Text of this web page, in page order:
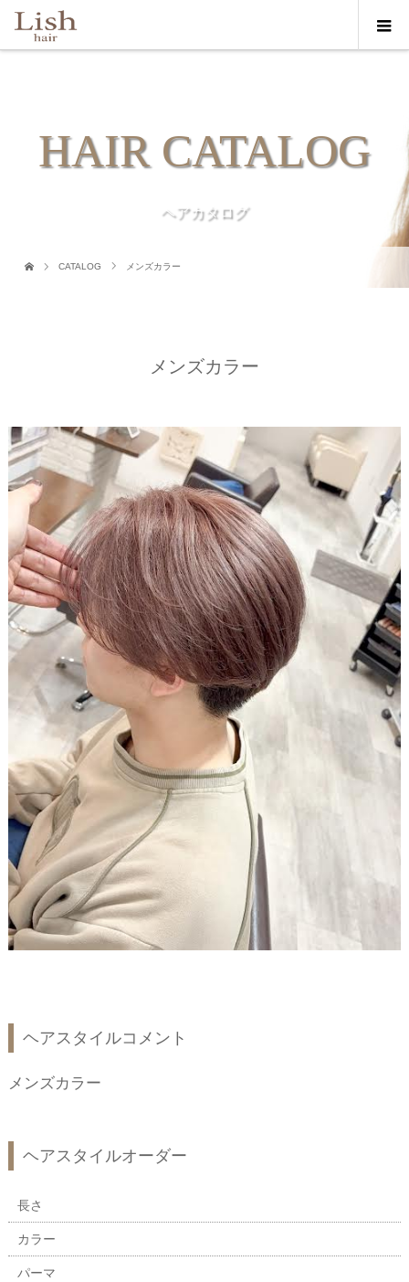
HAIR CATALOG
ヘアカタログ
CATALOG メンズカラー
メンズカラー
ヘアスタイルコメント
メンズカラー
ヘアスタイルオーダー
長さ
カラー
パーマ